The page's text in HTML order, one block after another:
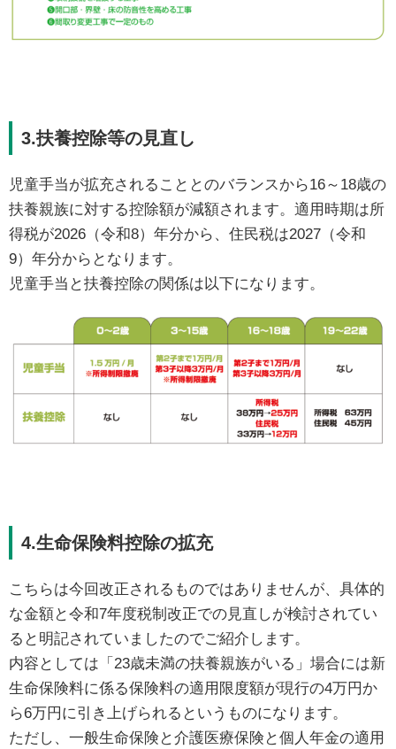
3.扶養控除等の見直し
児童手当が拡充されることとのバランスから16～18歳の
扶養親族に対する控除額が減額されます。適用時期は所
得税が2026（令和8）年分から、住民税は2027（令和
9）年分からとなります。
児童手当と扶養控除の関係は以下になります。
4.生命保険料控除の拡充
こちらは今回改正されるものではありませんが、具体的
な金額と令和7年度税制改正での見直しが検討されてい
ると明記されていましたのでご紹介します。
内容としては「23歳未満の扶養親族がいる」場合には新
生命保険料に係る保険料の適用限度額が現行の4万円か
ら6万円に引き上げられるというものになります。
ただし、一般生命保険と介護医療保険と個人年金の適用